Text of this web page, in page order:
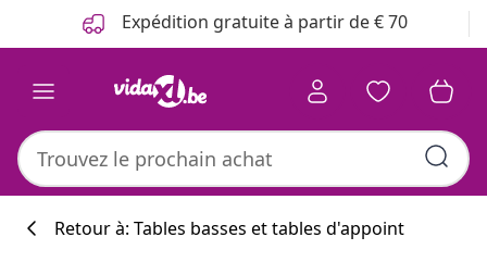
Expédition gratuite à partir de € 70
Retour à: Tables basses et tables d'appoint